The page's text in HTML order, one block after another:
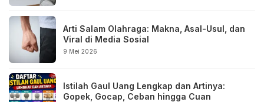
Arti Salam Olahraga: Makna, Asal-Usul, dan
Viral di Media Sosial
9 Mei 2026
Istilah Gaul Uang Lengkap dan Artinya:
Gopek, Gocap, Ceban hingga Cuan